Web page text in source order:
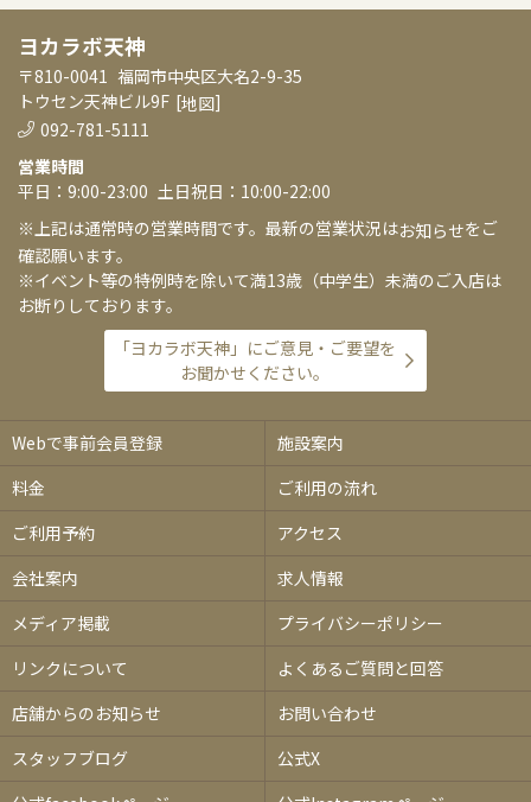
ヨカラボ天神
〒810-0041 福岡市中央区大名2-9-35
トウセン天神ビル9F [地図]
092-781-5111
営業時間
平日：9:00-23:00 土日祝日：10:00-22:00
※上記は通常時の営業時間です。最新の営業状況はお知らせをご
確認願います。
※イベント等の特例時を除いて満13歳（中学生）未満のご入店は
お断りしております。
「ヨカラボ天神」にご意見・ご要望を
お聞かせください。
Webで事前会員登録
施設案内
料金
ご利用の流れ
ご利用予約
アクセス
会社案内
求人情報
メディア掲載
プライバシーポリシー
リンクについて
よくあるご質問と回答
店舗からのお知らせ
お問い合わせ
スタッフブログ
公式X